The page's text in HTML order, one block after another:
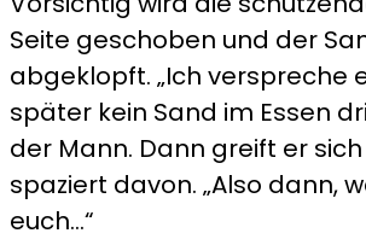
Seite geschoben und der
abgeklopft. „Ich verspreche
später kein Sand im Essen
der Mann. Dann greift er
spaziert davon. „Also dann,
euch…“